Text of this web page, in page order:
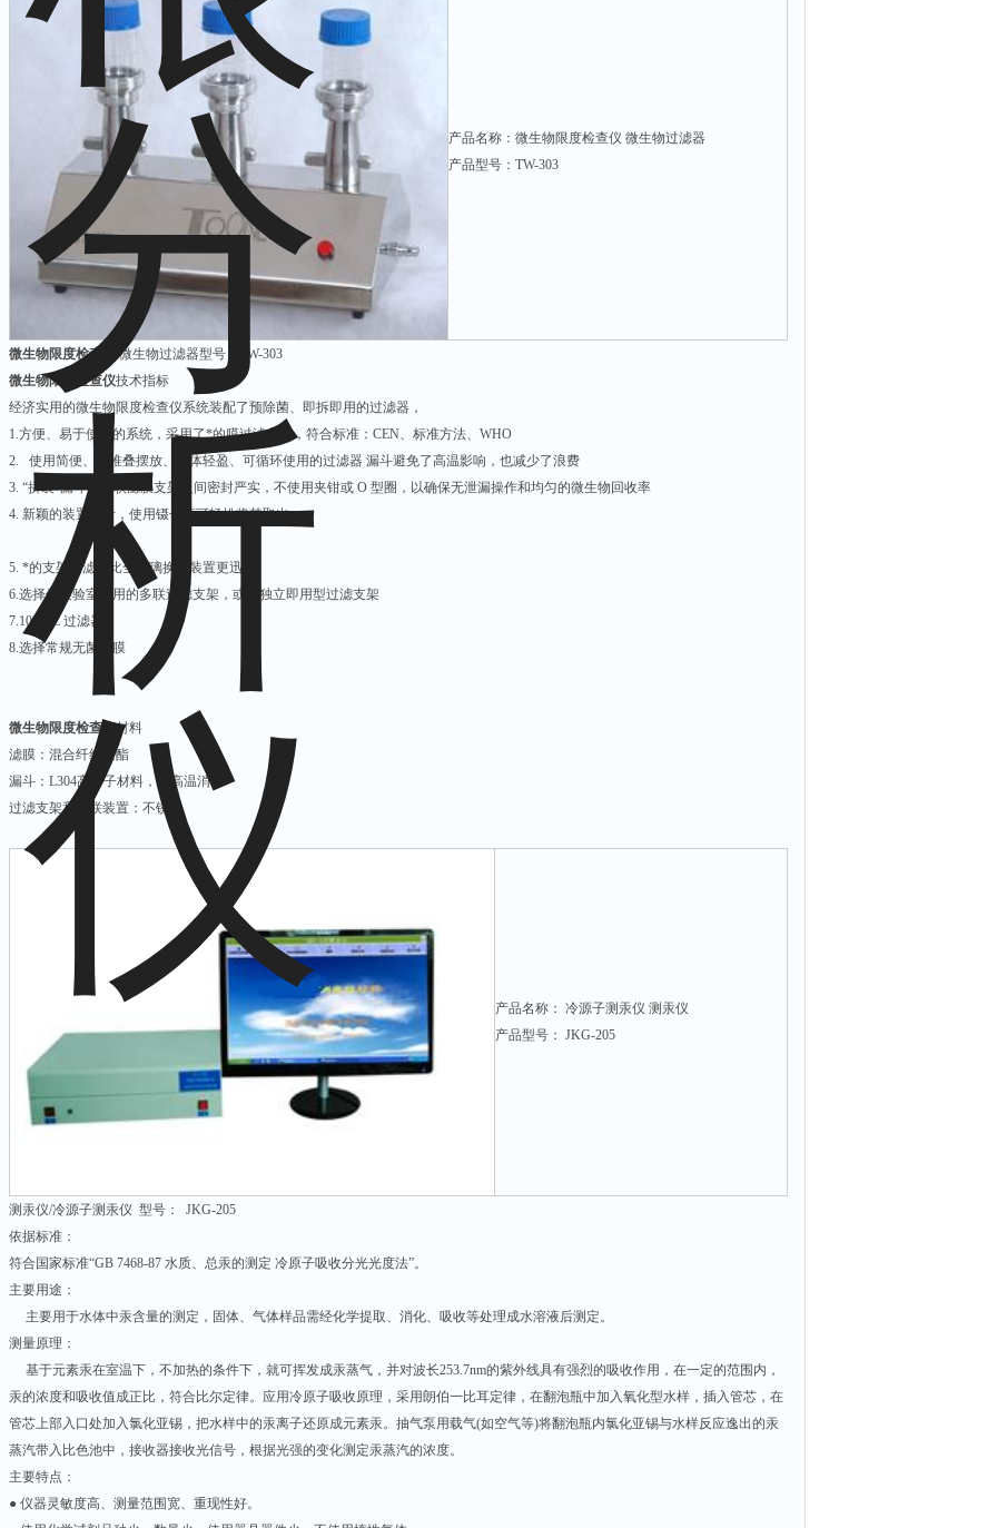
产品名称：微生物限度检查仪 微生物过滤器
产品型号：TW-303
微生物限度检查仪
微生物过滤器型号：TW-303
微生物限度检查仪技术指标
经济实用的微生物限度检查仪系统装配了预除菌、即拆即用的过滤器，
1.方便、易于使用的系统，采用了*的膜过滤方法，符合标准：CEN、标准方法、WHO
2. 使用简便、可堆叠摆放、质体轻盈、可循环使用的过滤器 漏斗避免了高温影响，也减少了浪费
3. “拼装”漏斗与多联滤膜支架之间密封严实，不使用夹钳或 O 型圈，以确保无泄漏操作和均匀的微生物回收率
4. 新颖的装置设计，使用镊子便可轻松将其取出。
5. *的支架过滤器比全玻璃换膜装置更迅速
6.选择供实验室使用的多联过滤支架，或者独立即用型过滤支架
7.100 mL 过滤器
8.选择常规无菌滤膜
微生物限度检查仪材料
滤膜：混合纤维素酯
漏斗：L304高分子材料，可高温消毒
过滤支架和多联装置：不锈钢
产品名称： 冷源子测汞仪 测汞仪
产品型号： JKG-205
测汞仪/冷源子测汞仪 型号： JKG-205
依据标准：
符合国家标准“GB 7468-87 水质、总汞的测定 冷原子吸收分光光度法”。
主要用途：
主要用于水体中汞含量的测定，固体、气体样品需经化学提取、消化、吸收等处理成水溶液后测定。
测量原理：
基于元素汞在室温下，不加热的条件下，就可挥发成汞蒸气，并对波长253.7nm的紫外线具有强烈的吸收作用，在一定的范围内，
汞的浓度和吸收值成正比，符合比尔定律。应用冷原子吸收原理，采用朗伯一比耳定律，在翻泡瓶中加入氧化型水样，插入管芯，在
管芯上部入口处加入氯化亚锡，把水样中的汞离子还原成元素汞。抽气泵用载气(如空气等)将翻泡瓶内氯化亚锡与水样反应逸出的汞
蒸汽带入比色池中，接收器接收光信号，根据光强的变化测定汞蒸汽的浓度。
主要特点：
● 仪器灵敏度高、测量范围宽、重现性好。